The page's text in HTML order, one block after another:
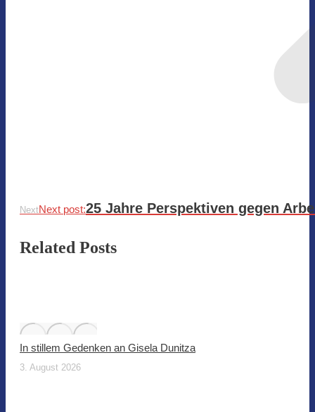
NextNext post:25 Jahre Perspektiven gegen
Related Posts
In stillem Gedenken an Gisela Dunitza
3. August 2026